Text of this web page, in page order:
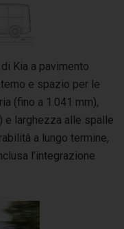
Kia a pavimento
e spazio per le
(fino a 1.041 mm),
e larghezza alle spalle
a lungo termine,
l’integrazione